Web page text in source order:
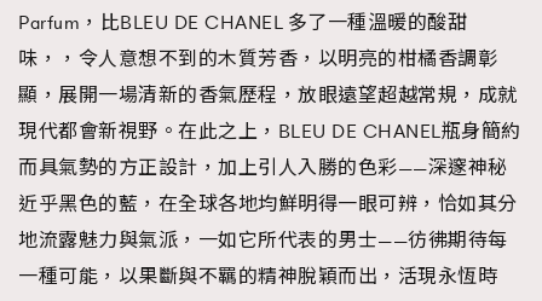
Parfum，比BLEU DE CHANEL 多了一種溫暖的酸甜
味，，令人意想不到的木質芳香，以明亮的柑橘香調彰
顯，展開一場清新的香氣歷程，放眼遠望超越常規，成就
現代都會新視野。在此之上，BLEU DE CHANEL瓶身簡約
而具氣勢的方正設計，加上引人入勝的色彩——深邃神秘
近乎黑色的藍，在全球各地均鮮明得一眼可辨，恰如其分
地流露魅力與氣派，一如它所代表的男士——彷彿期待每
一種可能，以果斷與不羈的精神脫穎而出，活現永恆時